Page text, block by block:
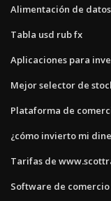
Alimentación de
Tabla usd rub fx
Aplicaciones para
Mejor selector de
Plataforma de
¿cómo invierto mi
Tarifas de
Software de